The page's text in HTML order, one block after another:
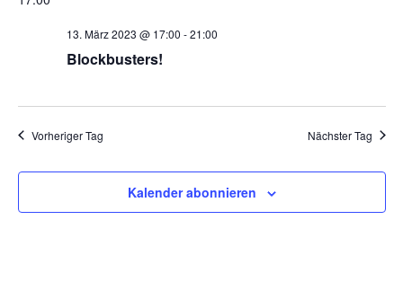
13. März 2023 @ 17:00 -21:00
Blockbusters!
Vorheriger Tag Nächster Tag
Kalender abonnieren